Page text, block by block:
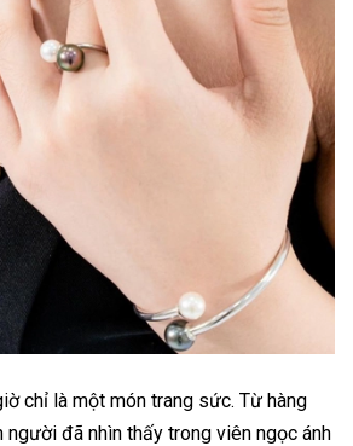
chỉ là một món trang sức. Từ hàng
người đã nhìn thấy trong viên ngọc ánh